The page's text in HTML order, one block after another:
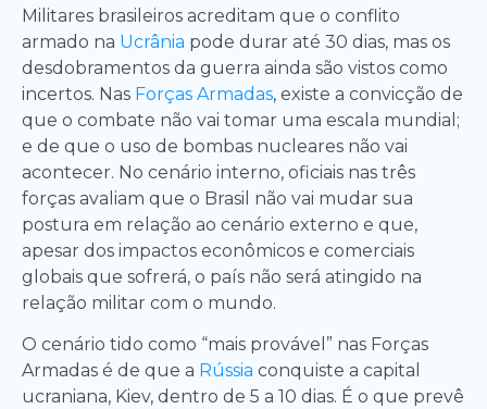
Militares brasileiros acreditam que o conflito
armado na Ucrânia pode durar até 30 dias, mas os
desdobramentos da guerra ainda são vistos como
incertos. Nas Forças Armadas, existe a convicção de
que o combate não vai tomar uma escala mundial;
e de que o uso de bombas nucleares não vai
acontecer. No cenário interno, oficiais nas três
forças avaliam que o Brasil não vai mudar sua
postura em relação ao cenário externo e que,
apesar dos impactos econômicos e comerciais
globais que sofrerá, o país não será atingido na
relação militar com o mundo.
O cenário tido como “mais provável” nas Forças
Armadas é de que a Rússia conquiste a capital
ucraniana, Kiev, dentro de 5 a 10 dias. É o que prevê